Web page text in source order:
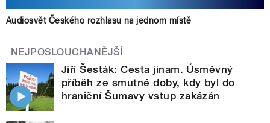
Audiosvět Českého rozhlasu na jednom místě
NEJPOSLOUCHANĚJŠÍ
Jiří Šesták: Cesta jinam. Úsměvný
příběh ze smutné doby, kdy byl do
hraniční Šumavy vstup zakázán